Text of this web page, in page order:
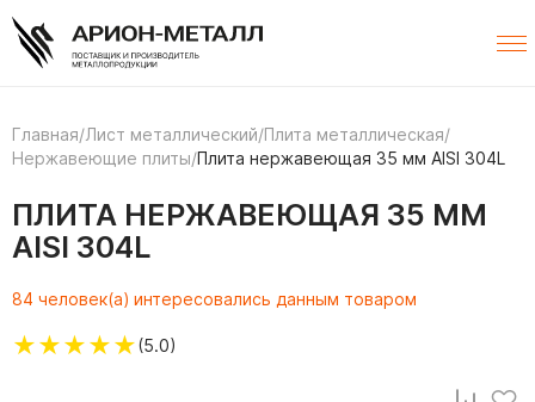
Главная/Лист металлический/Плита металлическая/
Нержавеющие плиты/Плита нержавеющая 35 мм AISI 304L
ПЛИТА НЕРЖАВЕЮЩАЯ 35 ММ
AISI 304L
84 человек(а) интересовались данным товаром
★★★★★(5.0)